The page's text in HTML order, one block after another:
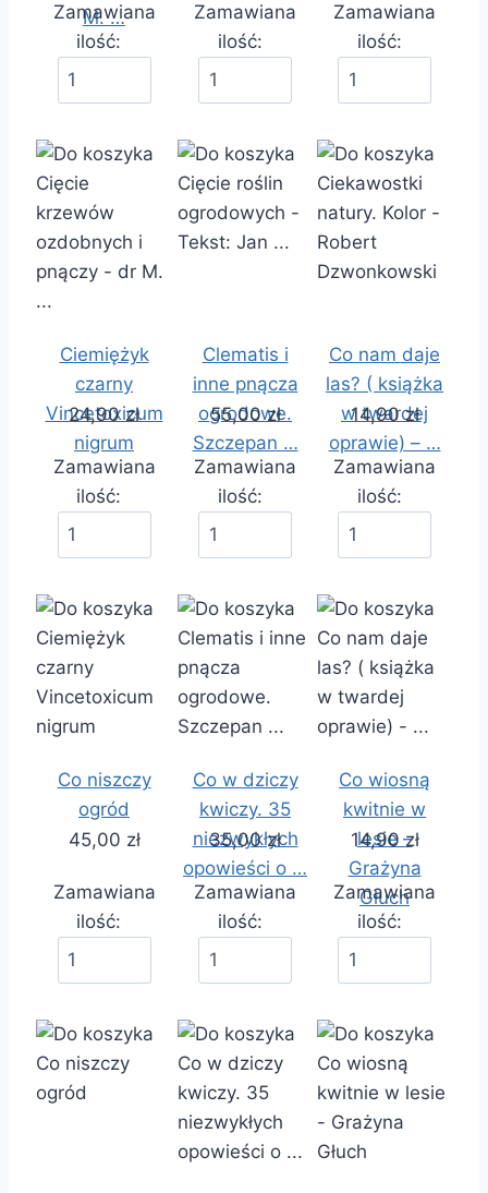
M. …
Zamawiana
ilość:
Zamawiana
ilość:
Zamawiana
ilość:
Ciemiężyk
czarny
Vincetoxicum
nigrum
24,90 zł
Zamawiana
ilość:
Clematis i
inne pnącza
ogrodowe.
Szczepan …
55,00 zł
Zamawiana
ilość:
Co nam daje
las? ( książka
w twardej
oprawie) – …
14,90 zł
Zamawiana
ilość:
Co niszczy
ogród
45,00 zł
Zamawiana
ilość:
Co w dziczy
kwiczy. 35
niezwykłych
opowieści o …
35,00 zł
Zamawiana
ilość:
Co wiosną
kwitnie w
lesie –
Grażyna
Głuch
14,90 zł
Zamawiana
ilość: